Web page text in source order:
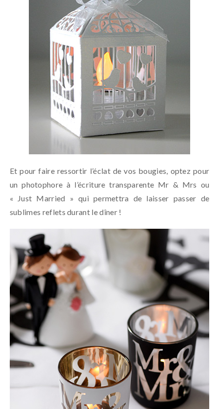
Et pour faire ressortir l’éclat de vos bougies, optez pour
un photophore à l’écriture transparente Mr & Mrs ou
« Just Married » qui permettra de laisser passer de
sublimes reflets durant le dîner !